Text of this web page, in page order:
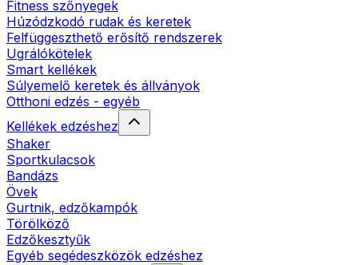
Fitness szőnyegek
Húzódzkodó rudak és keretek
Felfüggeszthető erősítő rendszerek
Ugrálókötelek
Smart kellékek
Súlyemelő keretek és állványok
Otthoni edzés - egyéb
Kellékek edzéshez
Shaker
Sportkulacsok
Bandázs
Övek
Gurtnik, edzőkampók
Törölköző
Edzőkesztyűk
Egyéb segédeszközök edzéshez